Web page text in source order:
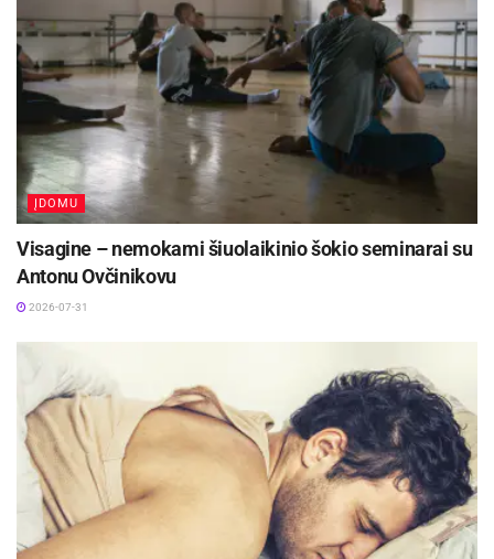
Vizualinė medžiaga: „Mamų unija“ kviečia
paminėti auksinio kaspino mėnesį ir telktis dėl
vėžiu sergančių vaikų.
Šaltinis: Visagino savivaldybė
ĮDOMU
Visagine – nemokami šiuolaikinio šokio seminarai su
Antonu Ovčinikovu
2026-07-31